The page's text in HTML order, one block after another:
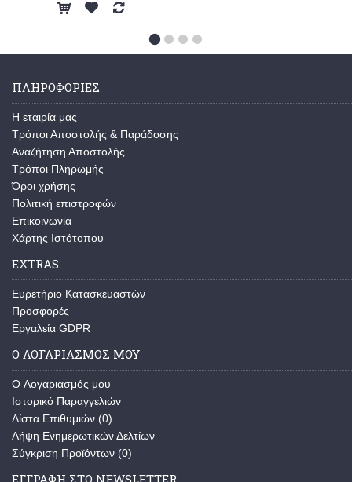
ΠΛΗΡΟΦΟΡΙΕΣ
Η εταιρία μας
Τρόποι Αποστολής & Παράδοσης
Αναζήτηση Αποστολής
Τρόποι Πληρωμής
Όροι χρήσης
Πολιτική επιστροφών
Επικοινωνία
Χάρτης Ιστότοπου
EXTRAS
Ευρετήριο Κατασκευαστών
Προσφορές
Εργαλεία GDPR
Ο ΛΟΓΑΡΙΑΣΜΟΣ ΜΟΥ
O Λογαριασμός μου
Ιστορικό Παραγγελιών
Λίστα Επιθυμιών (0)
Λήψη Ενημερωτικών Δελτίων
Σύγκριση Προϊόντων (0)